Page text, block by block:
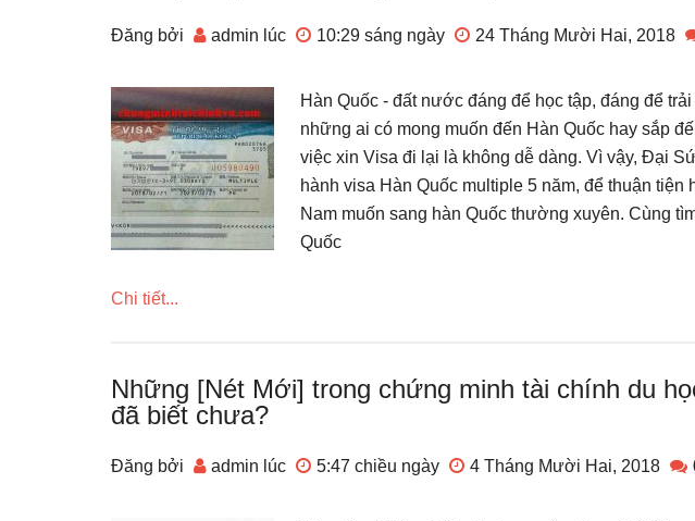
Đăng bởi admin lúc 10:29 sáng ngày 24 Tháng Mười Hai, 2018
Hàn Quốc - đất nước đáng để học tập, đáng để
những ai có mong muốn đến Hàn Quốc hay sắp
việc xin Visa đi lại là không dễ dàng. Vì vậy, Đại
hành visa Hàn Quốc multiple 5 năm, để thuận
Nam muốn sang hàn Quốc thường xuyên. Cùng
Quốc
Chi tiết...
Những [Nét Mới] trong chứng minh tài chính du
đã biết chưa?
Đăng bởi admin lúc 5:47 chiều ngày 4 Tháng Mười Hai, 2018